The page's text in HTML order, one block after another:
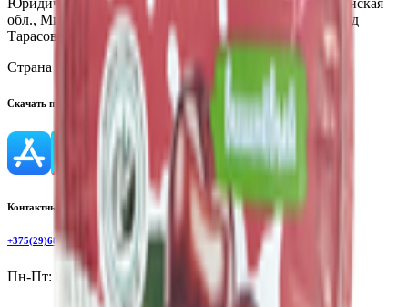
обл., Минский р-н, с/с Ждановичский, д. Тарасово, пр-д
Тарасовский, д. 2
Страна производства: Республика Беларусь
Скачать приложение
Контактный телефон
+375(29)6875999
Пн-Пт: 8:00 - 17:00